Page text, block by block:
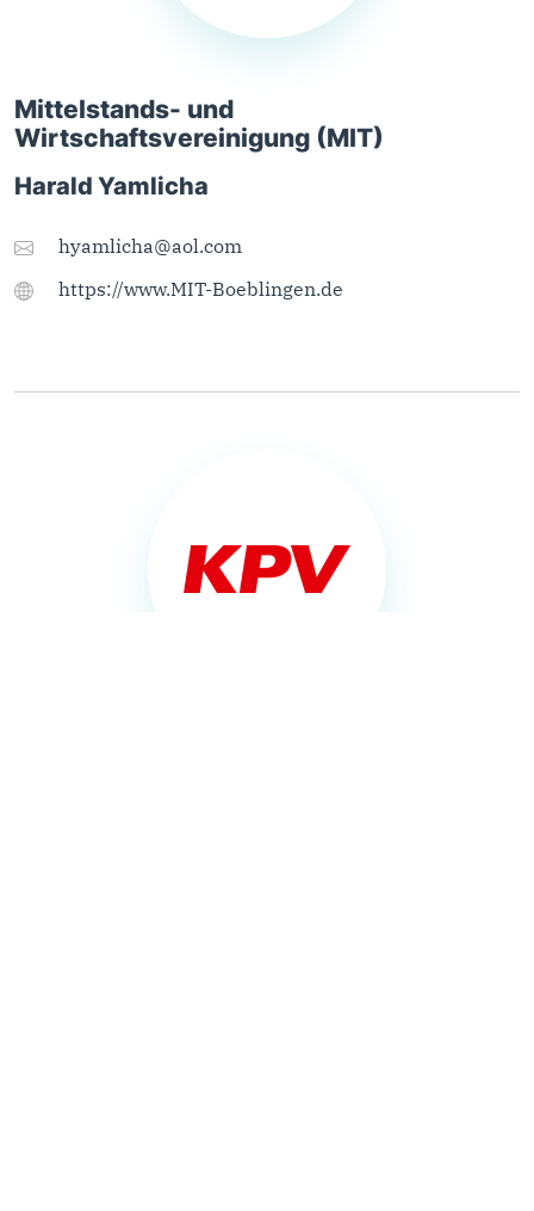
Mittelstands- und
Wirtschaftsvereinigung (MIT)
Harald Yamlicha
hyamlicha@aol.com
https://www.MIT-Boeblingen.de